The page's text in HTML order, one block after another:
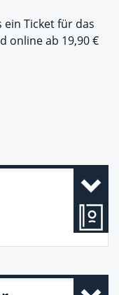
ein Ticket für das
online ab 19,90 €